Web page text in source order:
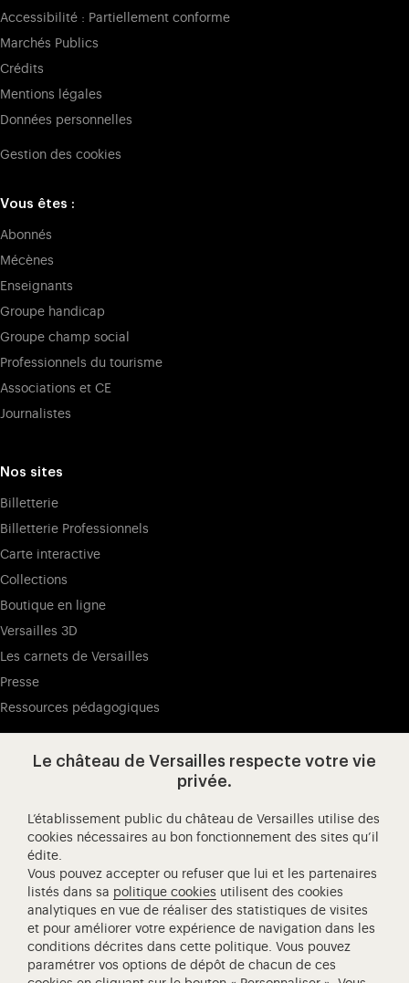
Accessibilité : Partiellement conforme
Marchés Publics
Crédits
Mentions légales
Données personnelles
Gestion des cookies
Vous êtes :
Abonnés
Mécènes
Enseignants
Groupe handicap
Groupe champ social
Professionnels du tourisme
Associations et CE
Journalistes
Nos sites
Billetterie
Billetterie Professionnels
Carte interactive
Collections
Boutique en ligne
Versailles 3D
Les carnets de Versailles
Presse
Ressources pédagogiques
Visitez notre Facebook (ouverture
Visitez notre X (ouverture dans un
Visitez notre Instagram
Visitez notre YouTube
Château de Versailles Spectacles
L'Opéra royal de Versailles
Centre de recherche du château de Versailles
Centre de Musique Baroque de Versailles
Réseau des Résidences Royales Européenne
Le château de Versailles respecte votre vie
privée.
L’établissement public du château de Versailles utilise des
cookies nécessaires au bon fonctionnement des sites qu’il
édite.
Vous pouvez accepter ou refuser que lui et les partenaires
listés dans sa politique cookies utilisent des cookies
analytiques en vue de réaliser des statistiques de visites
et pour améliorer votre expérience de navigation dans les
conditions décrites dans cette politique. Vous pouvez
paramétrer vos options de dépôt de chacun de ces